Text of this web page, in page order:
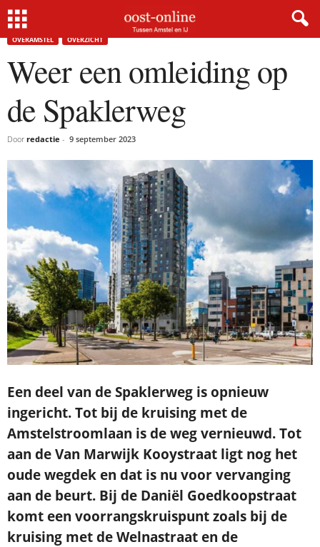
Home Weer een omleiding op de Spaklerweg
OVERAMSTEL OVERZICHT
Weer een omleiding op
de Spaklerweg
Door redactie - 9 september 2023
Een deel van de Spaklerweg is opnieuw
ingericht. Tot bij de kruising met de
Amstelstroomlaan is de weg vernieuwd. Tot
aan de Van Marwijk Kooystraat ligt nog het
oude wegdek en dat is nu voor vervanging
aan de beurt. Bij de Daniël Goedkoopstraat
komt een voorrangskruispunt zoals bij de
kruising met de Welnastraat en de